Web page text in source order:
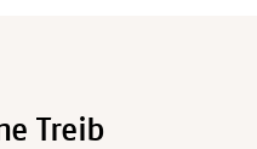
Treib